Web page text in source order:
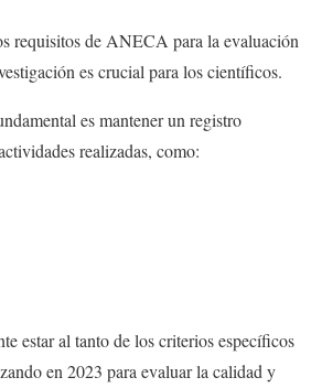
requisitos de ANECA para la evaluación
es crucial para los científicos.
es mantener un registro
realizadas, como:
estar al tanto de los criterios específicos
en 2023 para evaluar la calidad y